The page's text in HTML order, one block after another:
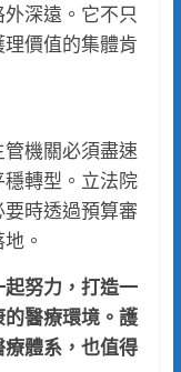
深遠。它不只
價值的集體肯
機關必須盡速
轉型。立法院
時透過預算審
。
努力，打造一
醫療環境。護
體系，也值得